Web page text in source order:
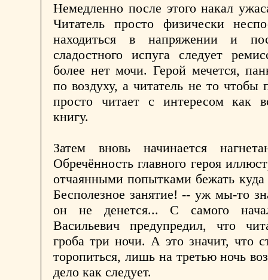
Немедленно после этого накал
Читатель просто физически
находиться в напряжении и
сладостного испуга следует
более нет мочи. Герой мечется,
по воздуху, а читатель не то чтобы
просто читает с интересом как
книгу.
Затем вновь начинается
Обречённость главного героя
отчаянными попытками бежать куда
Бесполезное занятие! -- уж мы-то
он не денется... С самого
Васильевич предупредил, что
гроба три ночи. А это значит, что
торопиться, лишь на третью ночь
дело как следует.